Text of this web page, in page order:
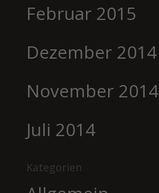
Februar 2015
Dezember 2014
November 2014
Juli 2014
Kategorien